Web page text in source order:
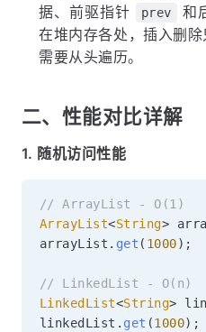
据、前驱指针
prev 和
在堆内存各处，插入删
需要从头遍历。
二、性能对比详解
1. 随机访问性能
// ArrayList - O(1)
ArrayList<String>
arrayList . get ( 1000) ;
// LinkedList - O(n)
LinkedList<String>
linkedList . get (1000) ;